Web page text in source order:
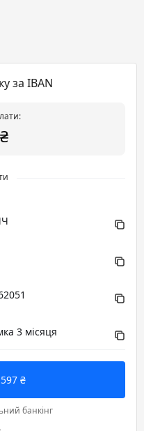
за IBAN
3 місяця
₴
банкінг